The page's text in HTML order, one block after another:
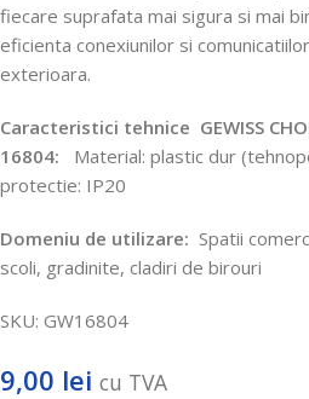
fiecare suprafata mai sigura si mai
eficienta conexiunilor si
exterioara.
Caracteristici tehnice GEWISS
16804:
Material: plastic dur
protectie: IP20
Domeniu de utilizare: Spatii
scoli, gradinite, cladiri de birouri
SKU: GW16804
9,00 lei cu TVA